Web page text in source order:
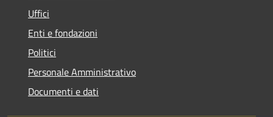
Uffici
Enti e fondazioni
Politici
Personale Amministrativo
Documenti e dati